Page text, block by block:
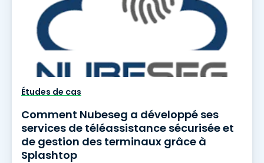
Études de cas
Comment Nubeseg a développé ses
services de téléassistance sécurisée et
de gestion des terminaux grâce à
Splashtop